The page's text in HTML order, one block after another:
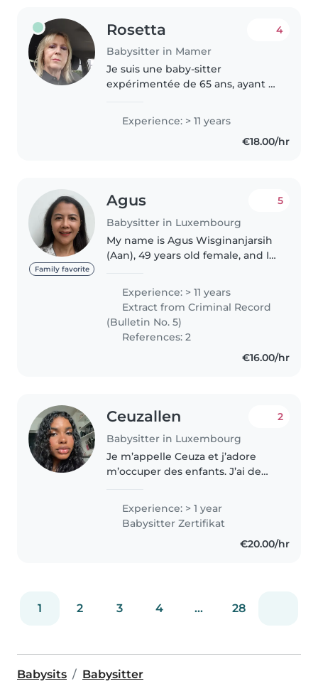
Rosetta
Babysitter in Mamer
4
Je suis une baby-sitter
expérimentée de 65 ans, ayant 11
tout-petits et des enfants d'âge
scolaire. Calme et patiente, je
peux vous aider avec les devoirs..
Experience: > 11 years
€18.00/hr
Family favorite
Agus
Babysitter in Luxembourg
5
My name is Agus Wisginanjarsih
(Aan), 49 years old female, and I
position you advertised. I am a
warm, responsible, and patient
person who genuinely..
Experience: > 11 years
Extract from Criminal Record
(Bulletin No. 5)
References: 2
€16.00/hr
Ceuzallen
Babysitter in Luxembourg
2
Je m’appelle Ceuza et j’adore
m’occuper des enfants. J’ai de
les enfants de différents âges. Je
suis une personne responsable,
patiente et attentionnée,..
Experience: > 1 year
Babysitter Zertifikat
€20.00/hr
1 2 3 4 ... 28
Babysits Babysitter